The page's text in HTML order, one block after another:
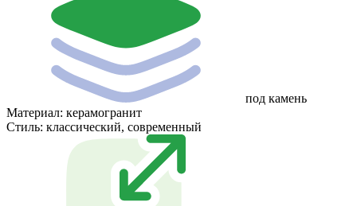
под камень
Материал: керамогранит
Стиль: классический, современный